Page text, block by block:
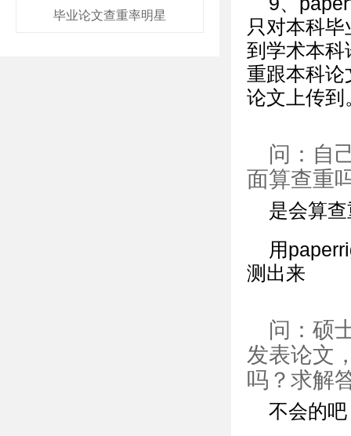
毕业论文查重率明星
只对本科
到学术本
重跟本科论
论文上传到
问：自
面算查重
是会算
用
测出来
问：硕
发表论文
吗？求解
不会的